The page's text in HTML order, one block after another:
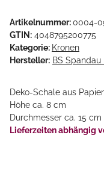
Artikelnummer:0004-
GTIN: 4048795200775
Kategorie: Kronen
Hersteller: BS Spandau
Deko-Schale aus
Höhe ca. 8 cm
Durchmesser ca. 15 cm
Lieferzeiten abhängig